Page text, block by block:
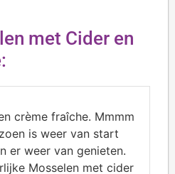
met Cider en
crème fraîche. Mmmm
is weer van start
er weer van genieten.
Mosselen met cider